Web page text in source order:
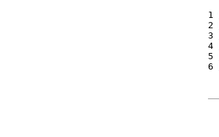
1
2
3
4
5
6